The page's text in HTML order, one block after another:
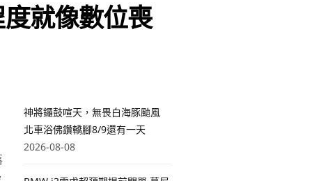
就像數位喪
神將鑼鼓喧天，無畏白海豚颱風
北車浴佛鑽轎腳8/9還有一天
2026-08-08